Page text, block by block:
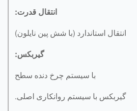
انتقال قدرت:
انتقال استاندارد (با شش پین نایلون)
گیربکس:
با سیستم چرخ دنده سطح
گیربکس با سیستم روانکاری اصلی.